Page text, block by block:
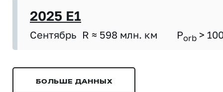
2025 E1
Сентябрь R ≈ 598 млн. км Porb >
БОЛЬШЕ ДАННЫХ